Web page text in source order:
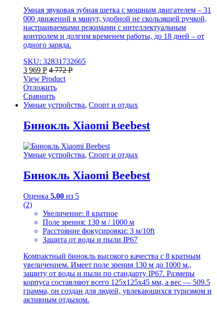
Умная звуковая зубная щетка с мощным двигателем – 31
000 движений в минут, удобной не скользящей ручкой,
настраиваемыми режимами с интеллектуальным
контролем и долгим временем работы, до 18 дней – от
одного заряда.
SKU: 32831732665
3 969 Р 4 772Р
View Product
Отложить
Сравнить
Умные устройства, Спорт и отдых
Бинокль Xiaomi Beebest
Умные устройства, Спорт и отдых
Бинокль Xiaomi Beebest
Оценка 5.00 из 5
(2)
Увеличение: 8 кратное
Поле зрения: 130 м / 1000 м
Расстояние фокусировки: 3 м/10ft
Защита от воды и пыли IP67
Компактный бинокль высокого качества с 8 кратным
увеличением. Имеет поле зрения 130 м до 1000 м.,
защиту от воды и пыли по стандарту IP67. Размеры
корпуса составляют всего 125x125x45 мм, а вес — 509.5
грамма, он создан для людей, увлекающихся туризмом и
активным отдыхом.